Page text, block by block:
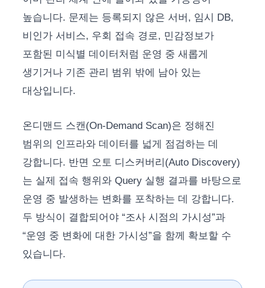
높습니다. 문제는 등록되지 않은 서버, 임시 DB,
비인가 서비스, 우회 접속 경로, 민감정보가
포함된 미식별 데이터처럼 운영 중 새롭게
생기거나 기존 관리 범위 밖에 남아 있는
대상입니다.
온디맨드 스캔(On-Demand Scan)은 정해진
범위의 인프라와 데이터를 넓게 점검하는 데
강합니다. 반면 오토 디스커버리(Auto Discovery)
는 실제 접속 행위와 Query 실행 결과를 바탕으로
운영 중 발생하는 변화를 포착하는 데 강합니다.
두 방식이 결합되어야 “조사 시점의 가시성”과
“운영 중 변화에 대한 가시성”을 함께 확보할 수
있습니다.